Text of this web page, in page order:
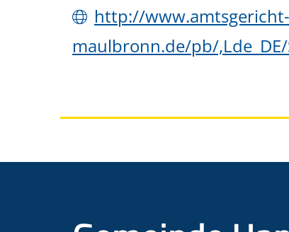
http://www.amtsgericht-
maulbronn.de/pb/